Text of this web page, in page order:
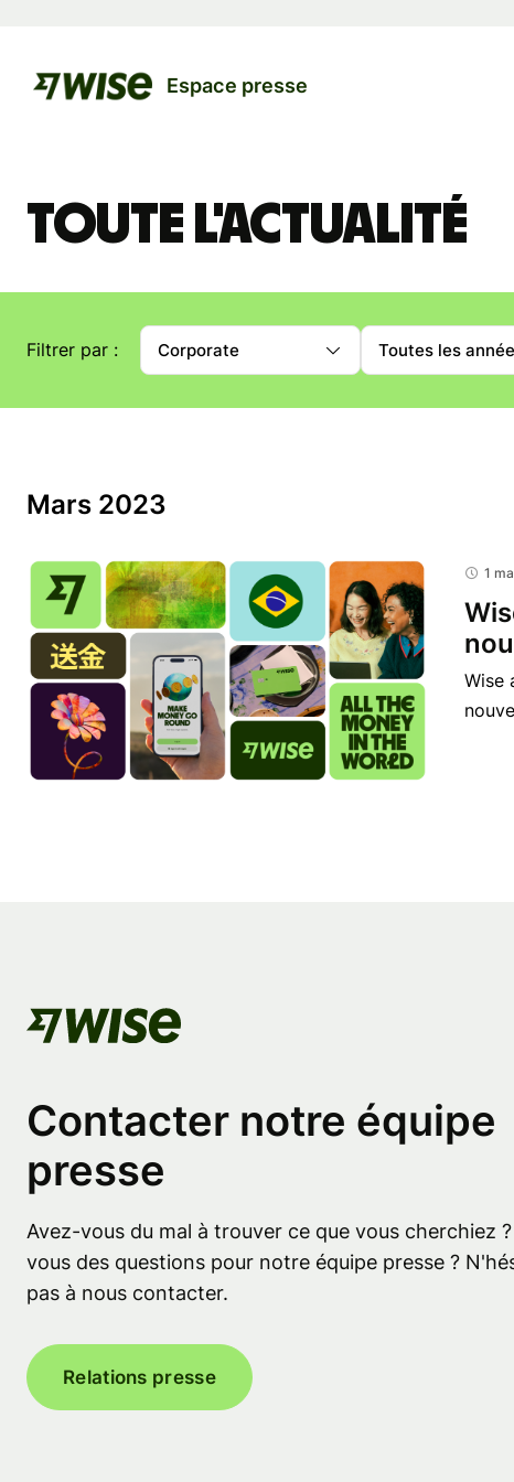
Espace presse
Toute l'actualité
Filtrer par : Corporate Toutes les
Mars 2023
1
Wise
Contacter notre équipe
presse
Avez-vous du mal à trouver ce que vous cherchiez
vous des questions pour notre équipe presse ?
pas à nous contacter.
Relations presse